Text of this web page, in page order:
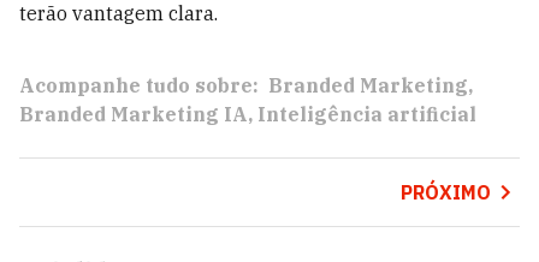
terão vantagem clara.
Acompanhe tudo sobre: Branded Marketing
Branded Marketing IA Inteligência artificial
PRÓXIMO